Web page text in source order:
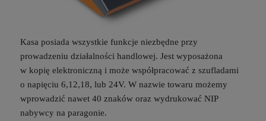
Kasa posiada wszystkie funkcje niezbędne przy
prowadzeniu działalności handlowej. Jest wyposażona
w kopię elektroniczną i może współpracować z szufladami
o napięciu 6,12,18, lub 24V. W nazwie towaru możemy
wprowadzić nawet 40 znaków oraz wydrukować NIP
nabywcy na paragonie.